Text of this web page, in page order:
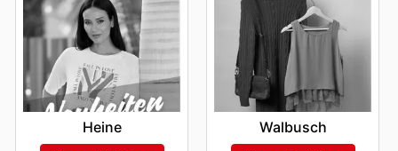
Heine Walbusch